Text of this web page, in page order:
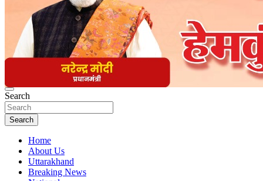
Search
Search
Home
About Us
Uttarakhand
Breaking News